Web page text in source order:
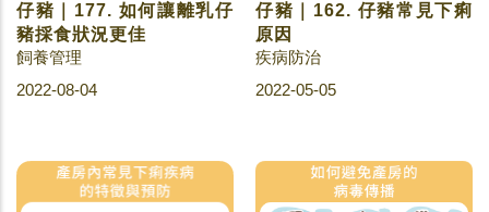
仔豬｜177. 如何讓離乳仔
豬採食狀況更佳
飼養管理
2022-08-04
仔豬｜162. 仔豬常見下痢
原因
疾病防治
2022-05-05